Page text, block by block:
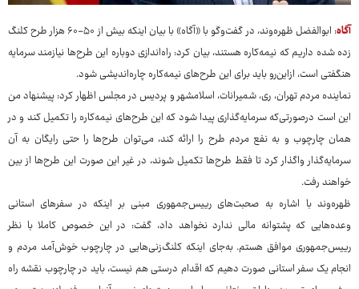
آگاه
: ابوالفضل ظهره‌وند، در گفت‌وگو با «آگاه» با بیان اینکه بیش از ۵۰-۶۰ هزار طرح کلنگ
زده شده داریم که نیمه‌کاره هستند، بیان کرد: راه‌اندازی دوباره این طرح‌ها نیازمند سرمایه
هنگفتی است، ازاین‌رو باید برای این طرح‌های نیمه‌کاره چاره‌اندیشی شود.
نماینده مردم تهران، ری، شمیرانات، اسلامشهر و پردیس در مجلس اظهار کرد: پیشنهاد من
این است درصورتی‌که سرمایه‌گذاری پیدا شود که این طرح‌های نیمه‌کاره را تکمیل کند و در
همان چارچوب و به نفع مردم طرح را ارائه کند، می‌توان طرح‌ها را حتی رایگان به آن
سرمایه‌گذار واگذار کرد تا فقط طرح‌ها تکمیل شوند، در غیر این صورت این‌ طرح‌ها از بین
خواهند رفت.
ظهره‌وند با اشاره به صحبت‌های رییس‌جمهوری مبنی بر اینکه در سفرهای استانی
وعده‌هایی که پشتوانه مالی ندارد نخواهد داد، گفت: در این خصوص کاملا با نظر
رییس‌جمهوری موافق هستم. به‌جای اینکه کلنگ‌زنی‌هایی در چارچوب خوش‌آمد مردم و
انجام یک سفر استانی صورت دهیم که اقدام درستی هم نیست، باید در چارچوب نقشه راه